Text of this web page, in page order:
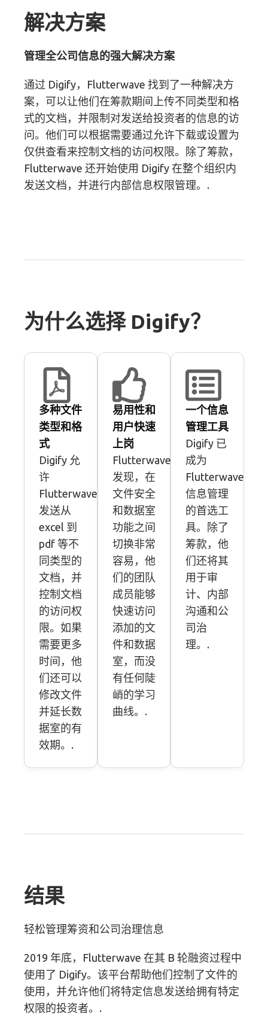
解决方案
管理全公司信息的强大解决方案
通过 Digify，Flutterwave 找到了一种解决方
案，可以让他们在筹款期间上传不同类型和格
式的文档，并限制对发送给投资者的信息的访
问。他们可以根据需要通过允许下载或设置为
仅供查看来控制文档的访问权限。除了筹款，
Flutterwave 还开始使用 Digify 在整个组织内
发送文档，并进行内部信息权限管理。.
为什么选择 Digify？
多种文件
类型和格
式
Digify 允
许
Flutterwave
发送从
excel 到
pdf 等不
同类型的
文档，并
控制文档
的访问权
限。如果
需要更多
时间，他
们还可以
修改文件
并延长数
据室的有
效期。.
易用性和
用户快速
上岗
Flutterwave
发现，在
文件安全
和数据室
功能之间
切换非常
容易，他
们的团队
成员能够
快速访问
添加的文
件和数据
室，而没
有任何陡
峭的学习
曲线。.
一个信息
管理工具
Digify 已
成为
Flutterwave
信息管理
的首选工
具。除了
筹款，他
们还将其
用于审
计、内部
沟通和公
司治
理。.
结果
轻松管理筹资和公司治理信息
2019 年底，Flutterwave 在其 B 轮融资过程中
使用了 Digify。该平台帮助他们控制了文件的
使用，并允许他们将特定信息发送给拥有特定
权限的投资者。.